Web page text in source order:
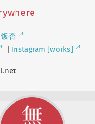
饭否
| Instagram [works]